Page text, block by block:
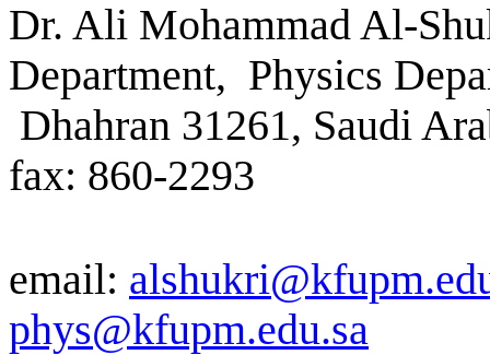
Dr. Ali Mohammad Al-
Department, Physics
Dhahran 31261, Saudi
fax: 860-2293
email:
phys@kfupm.edu.sa